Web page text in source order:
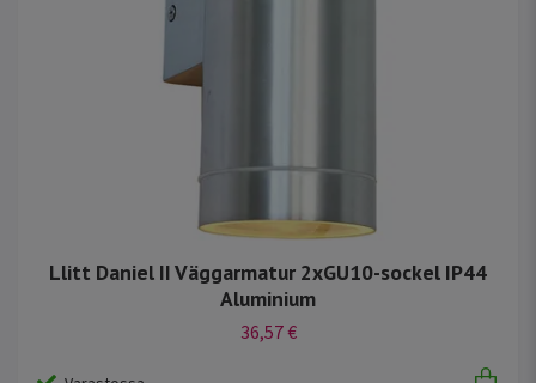
Llitt Daniel II Väggarmatur 2xGU10-sockel IP44
Aluminium
36,57 €